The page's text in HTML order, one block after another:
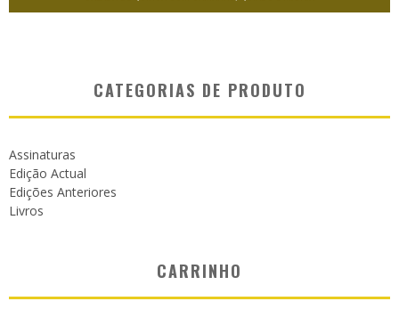
CATEGORIAS DE PRODUTO
Assinaturas
Edição Actual
Edições Anteriores
Livros
CARRINHO